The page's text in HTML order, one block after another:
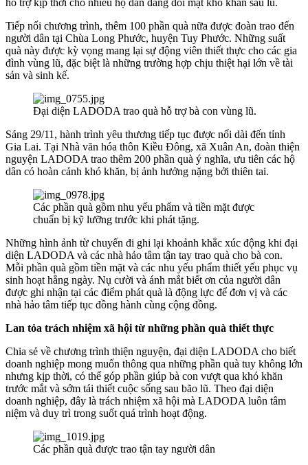
hỗ trợ kịp thời cho nhiều hộ dân đang đối mặt khó khăn sau lũ.
Tiếp nối chương trình, thêm 100 phần quà nữa được đoàn trao đến
người dân tại Chùa Long Phước, huyện Tuy Phước. Những suất
quà này được kỳ vọng mang lại sự động viên thiết thực cho các gia
đình vùng lũ, đặc biệt là những trường hợp chịu thiệt hại lớn về tài
sản và sinh kế.
Đại diện LADODA trao quà hỗ trợ bà con vùng lũ.
Sáng 29/11, hành trình yêu thương tiếp tục được nối dài đến tỉnh
Gia Lai. Tại Nhà văn hóa thôn Kiều Đông, xã Xuân An, đoàn thiện
nguyện LADODA trao thêm 200 phần quà ý nghĩa, ưu tiên các hộ
dân có hoàn cảnh khó khăn, bị ảnh hưởng nặng bởi thiên tai.
Các phần quà gồm nhu yếu phẩm và tiền mặt được
chuẩn bị kỹ lưỡng trước khi phát tặng.
Những hình ảnh từ chuyến đi ghi lại khoảnh khắc xúc động khi đại
diện LADODA và các nhà hảo tâm tận tay trao quà cho bà con.
Mỗi phần quà gồm tiền mặt và các nhu yếu phẩm thiết yếu phục vụ
sinh hoạt hằng ngày. Nụ cười và ánh mắt biết ơn của người dân
được ghi nhận tại các điểm phát quà là động lực để đơn vị và các
nhà hảo tâm tiếp tục đồng hành cùng cộng đồng.
Lan tỏa trách nhiệm xã hội từ những phần quà thiết thực
Chia sẻ về chương trình thiện nguyện, đại diện LADODA cho biết
doanh nghiệp mong muốn thông qua những phần quà tuy không lớn
nhưng kịp thời, có thể góp phần giúp bà con vượt qua khó khăn
trước mắt và sớm tái thiết cuộc sống sau bão lũ. Theo đại diện
doanh nghiệp, đây là trách nhiệm xã hội mà LADODA luôn tâm
niệm và duy trì trong suốt quá trình hoạt động.
Các phần quà được trao tận tay người dân